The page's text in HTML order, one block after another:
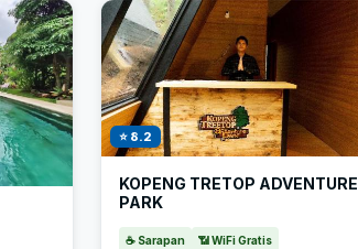
⭐ 8.2
KOPENG TRETOP ADVENTURE
PARK
☕ Sarapan 📶 WiFi Gratis